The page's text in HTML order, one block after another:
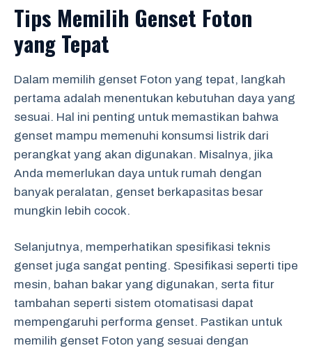
Tips Memilih Genset Foton
yang Tepat
Dalam memilih genset Foton yang tepat, langkah
pertama adalah menentukan kebutuhan daya yang
sesuai. Hal ini penting untuk memastikan bahwa
genset mampu memenuhi konsumsi listrik dari
perangkat yang akan digunakan. Misalnya, jika
Anda memerlukan daya untuk rumah dengan
banyak peralatan, genset berkapasitas besar
mungkin lebih cocok.
Selanjutnya, memperhatikan spesifikasi teknis
genset juga sangat penting. Spesifikasi seperti tipe
mesin, bahan bakar yang digunakan, serta fitur
tambahan seperti sistem otomatisasi dapat
mempengaruhi performa genset. Pastikan untuk
memilih genset Foton yang sesuai dengan